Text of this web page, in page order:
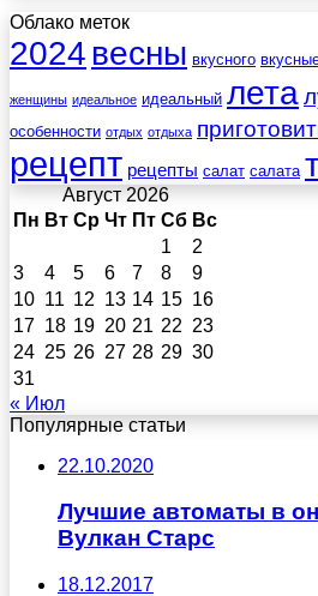
Облако меток
2024 весны вкусного
женщины идеальное идеальный лета
особенности отдых отдыха
рецепт рецепты салат салата
Август 2026
Пн Вт Ср Чт Пт Сб Вс
1
2
3
4 5 6 7 8
9
10 11 12 13 14 15 16
17 18 19 20 21 22 23
24 25 26 27 28 29 30
31
« Июл
Популярные статьи
22.10.2020
Лучшие автоматы в
Вулкан Старс
18.12.2017